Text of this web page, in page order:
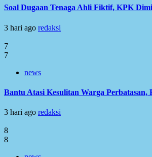
Soal Dugaan Tenaga Ahli Fiktif, KPK
3 hari ago redaksi
7
7
news
Bantu Atasi Kesulitan Warga Perbatasan,
3 hari ago redaksi
8
8